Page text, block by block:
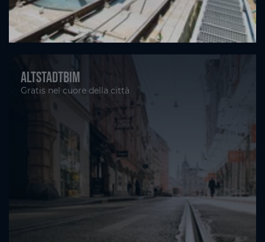
Altstadtbim
Gratis nel cuore della città